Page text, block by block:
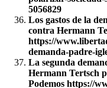
5056829
Los gastos de la
contra Hermann
https://
demanda-padre-
La segunda
Hermann Tertsch
Podemos https://